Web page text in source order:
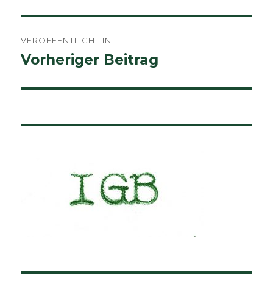
VERÖFFENTLICHT IN
Vorheriger Beitrag